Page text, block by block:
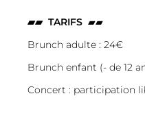
▰▰ TARIFS ▰▰
Brunch adulte : 24€
Brunch enfant (- de 12
Concert : participation